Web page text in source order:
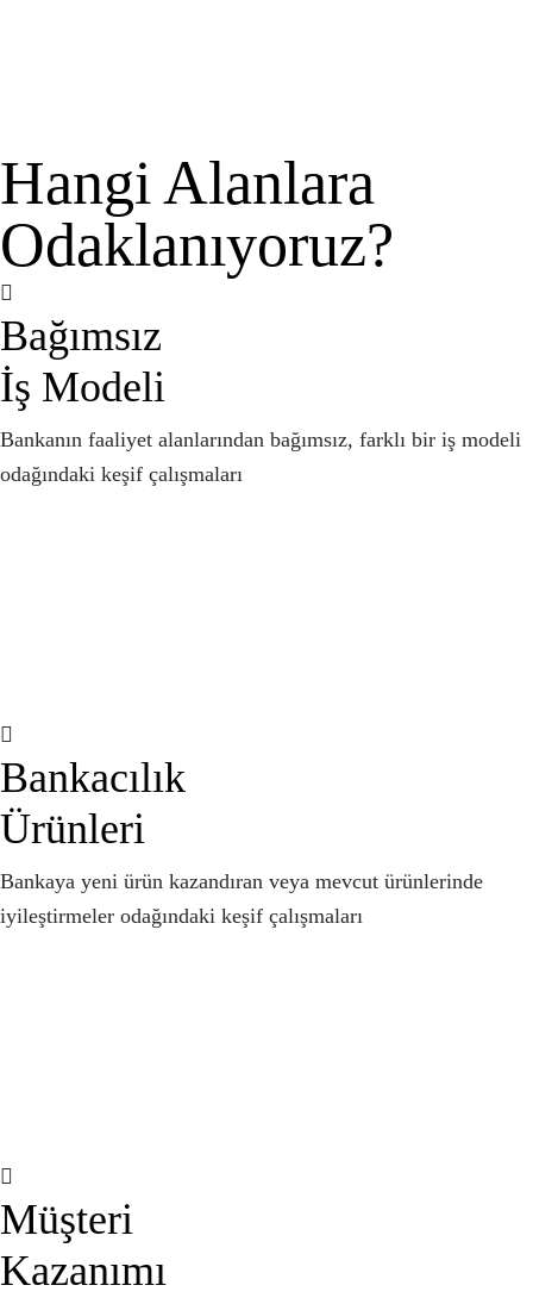
Hangi Alanlara
Odaklanıyoruz?
Bağımsız
İş Modeli
Bankanın faaliyet alanlarından bağımsız, farklı bir iş modeli
odağındaki keşif çalışmaları
Bankacılık
Ürünleri
Bankaya yeni ürün kazandıran veya mevcut ürünlerinde
iyileştirmeler odağındaki keşif çalışmaları
Müşteri
Kazanımı